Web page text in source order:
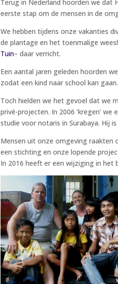
Terug in Nederland hoorden we dat
eerste stap om de mensen in de
We hebben tijdens onze vakanties
de plantage en het toenmalige
Tuin– daar verricht.
Een aantal jaren geleden hoorden
zodat een kind naar school kan
Toch hielden we het gevoel dat we
privé-projecten. In 2006 ‘kregen’
studie voor notaris in Surabaya. Hij
Mensen uit onze omgeving raakten
een stichting en onze lopende
In 2016 heeft er een wijziging in het